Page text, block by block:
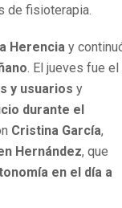
de fisioterapia.
Herencia y
. El jueves fue el
y usuarios y
durante el
Cristina García,
Hernández, que
en el día a